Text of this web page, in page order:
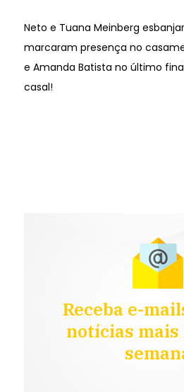
Neto e Tuana Meinberg
marcaram presença no
e Amanda Batista no último
casal!
Receba e-
notícias mais